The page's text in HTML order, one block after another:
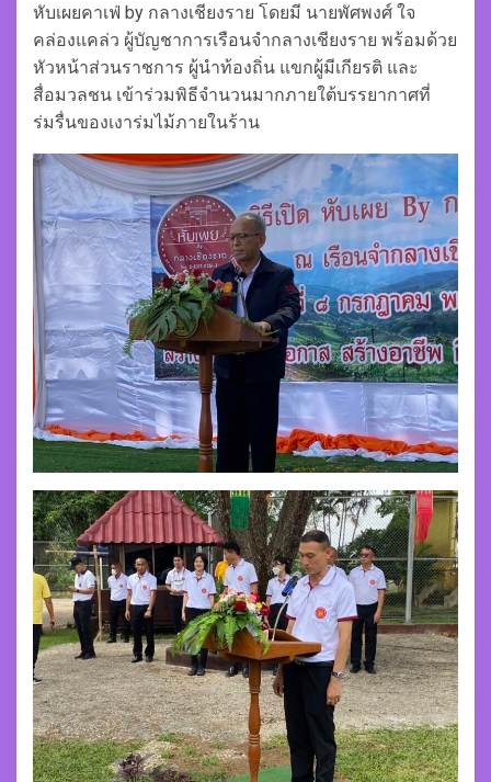
หับเผยคาเฟ่ by กลางเชียงราย โดยมี นายพัศพงศ์ ใจ
คล่องแคล่ว ผู้บัญชาการเรือนจำกลางเชียงราย พร้อมด้วย
หัวหน้าส่วนราชการ ผู้นำท้องถิ่น แขกผู้มีเกียรติ และ
สื่อมวลชน เข้าร่วมพิธีจำนวนมากภายใต้บรรยากาศที่
ร่มรื่นของเงาร่มไม้ภายในร้าน